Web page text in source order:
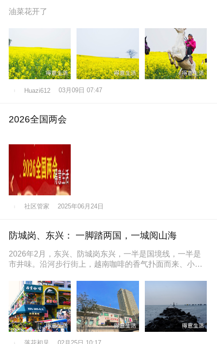
油菜花开了
Huazi612 03月09日 07:47
2026全国两会
社区管家 2025年06月24日
防城岗、东兴： 一脚踏两国，一城阅山海
2026年2月，东兴、防城岗东兴，一半是国境线，一半是
市井味。沿河步行街上，越南咖啡的香气扑面而来、小摊